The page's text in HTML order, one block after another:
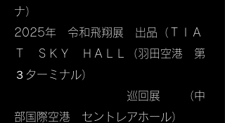
ナ）
​2025年 令和飛翔展 出品（ＴＩＡ
Ｔ ＳＫＹ ＨＡＬＬ（羽田空港 第
３ターミナル）
​ 巡回展 （中
部国際空港 セントレアホール）